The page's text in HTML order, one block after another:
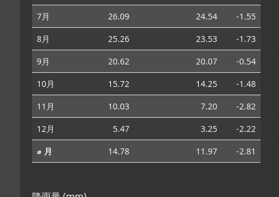
7月
26.09 24.54
-1.55
8月
25.26 23.53
-1.73
9月
20.62 20.07
-0.54
10月
15.72 14.25
-1.48
11月
10.03 7.20
-2.82
12月
5.47 3.25
-2.22
⌀ 月
14.78 11.97 -2.81